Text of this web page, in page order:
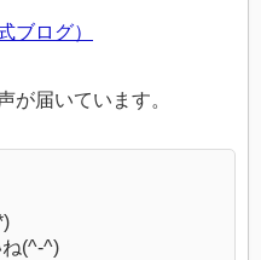
ブログ）
が届いています。
(^-^)